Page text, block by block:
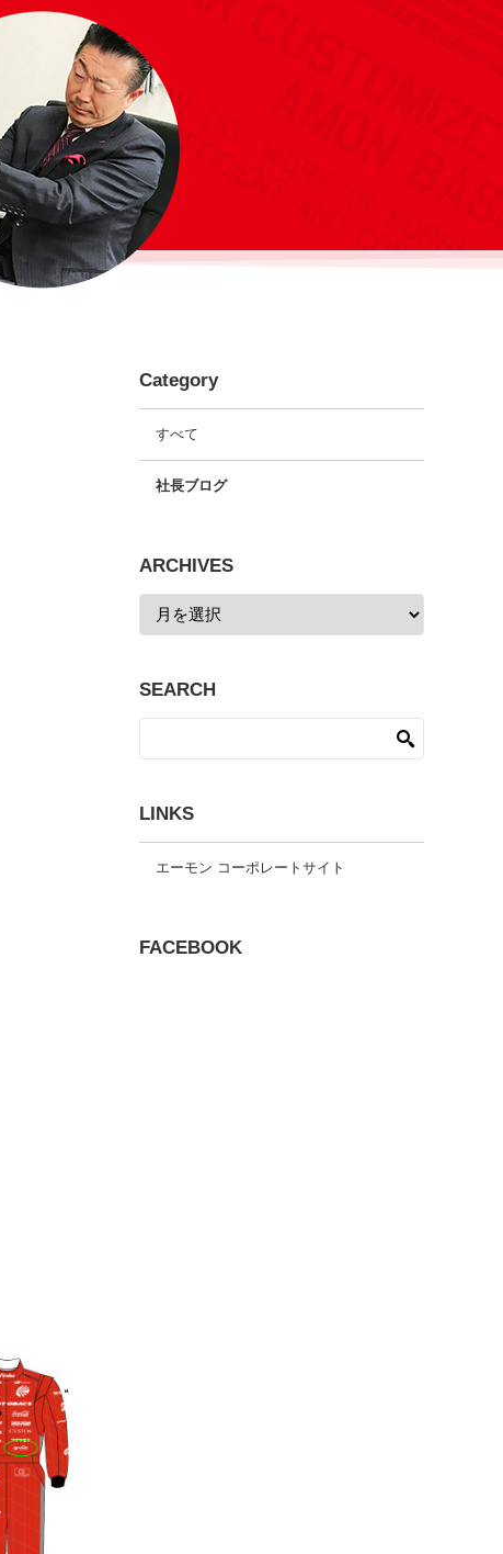
Category
すべて
社長ブログ
ARCHIVES
SEARCH
LINKS
エーモン コーポレートサイト
FACEBOOK